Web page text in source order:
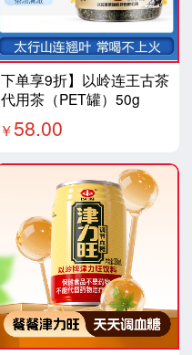
下单享9折】以岭连王古茶
代用茶（PET罐）50g
￥58.00